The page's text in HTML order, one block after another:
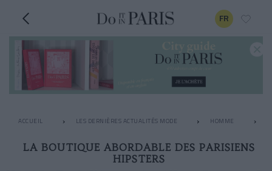
FR
ACCUEIL LES DERNIÈRES ACTUALITÉS MODE HOMME
LA BOUTIQUE ABORDABLE DES PARISIENS
HIPSTERS